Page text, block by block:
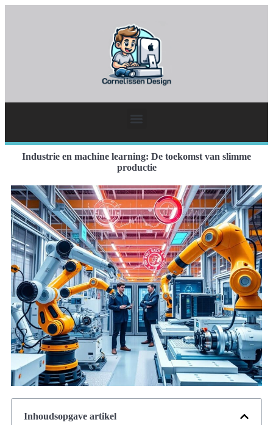
Industrie en machine learning: De toekomst van slimme
productie
Inhoudsopgave artikel